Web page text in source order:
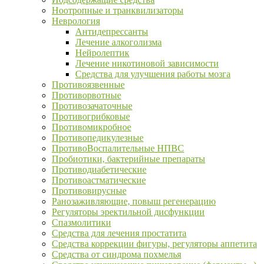
Ноотропные и транквилизаторы
Неврология
Антидепрессанты
Лечение алкоголизма
Нейролептик
Лечение никотиновой зависимости
Средства для улучшения работы мозга
Противоязвенные
Противорвотные
Противозачаточные
Противогрибковые
Противомикробное
Противопедикулезные
ПротивоВоспалительные НПВС
Пробиотики, бактерийные препараты
Противодиабетические
Противоастматические
Противовирусные
Ранозаживляющие, повыш регенерацию
Регуляторы эректильной дисфункции
Спазмолитики
Средства для лечения простатита
Средства коррекции фигуры, регуляторы аппетита
Средства от синдрома похмелья